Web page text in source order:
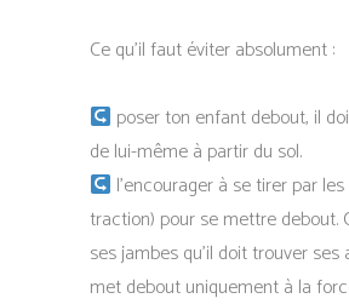
Ce qu’il faut éviter absolument :
poser ton enfant debout, il
de lui-même à partir du sol.
l’encourager à se tirer par
traction) pour se mettre debout.
ses jambes qu’il doit trouver ses
met debout uniquement à la